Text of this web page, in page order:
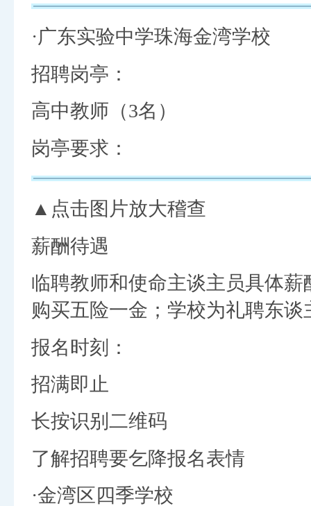
·广东实验中学珠海金湾学校
招聘岗亭：
高中教师（3名）
岗亭要求：
▲点击图片放大稽查
薪酬待遇
临聘教师和使命主谈主员具体
购买五险一金；学校为礼聘东
报名时刻：
招满即止
长按识别二维码
了解招聘要乞降报名表情
·金湾区四季学校